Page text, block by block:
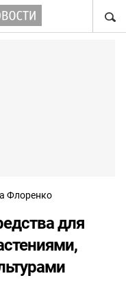
Флоренко
для